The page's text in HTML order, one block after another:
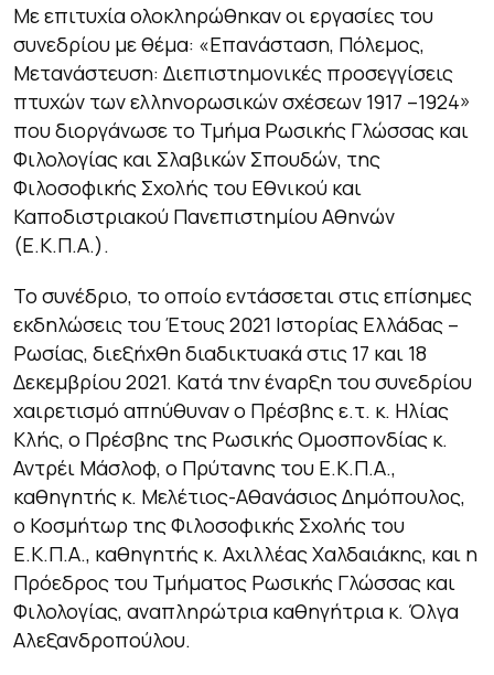
Με επιτυχία ολοκληρώθηκαν οι εργασίες του
συνεδρίου με θέμα: «Επανάσταση, Πόλεμος,
Μετανάστευση: Διεπιστημονικές προσεγγίσεις
πτυχών των ελληνορωσικών σχέσεων 1917 –1924»
που διοργάνωσε το Τμήμα Ρωσικής Γλώσσας και
Φιλολογίας και Σλαβικών Σπουδών, της
Φιλοσοφικής Σχολής του Εθνικού και
Καποδιστριακού Πανεπιστημίου Αθηνών
(Ε.Κ.Π.Α.).
Το συνέδριο, το οποίο εντάσσεται στις επίσημες
εκδηλώσεις του Έτους 2021 Ιστορίας Ελλάδας –
Ρωσίας, διεξήχθη διαδικτυακά στις 17 και 18
Δεκεμβρίου 2021. Κατά την έναρξη του συνεδρίου
χαιρετισμό απηύθυναν ο Πρέσβης ε.τ. κ. Ηλίας
Κλής, ο Πρέσβης της Ρωσικής Ομοσπονδίας κ.
Αντρέι Μάσλοφ, ο Πρύτανης του Ε.Κ.Π.Α.,
καθηγητής κ. Μελέτιος-Αθανάσιος Δημόπουλος,
ο Κοσμήτωρ της Φιλοσοφικής Σχολής του
Ε.Κ.Π.Α., καθηγητής κ. Αχιλλέας Χαλδαιάκης, και η
Πρόεδρος του Τμήματος Ρωσικής Γλώσσας και
Φιλολογίας, αναπληρώτρια καθηγήτρια κ. Όλγα
Αλεξανδροπούλου.